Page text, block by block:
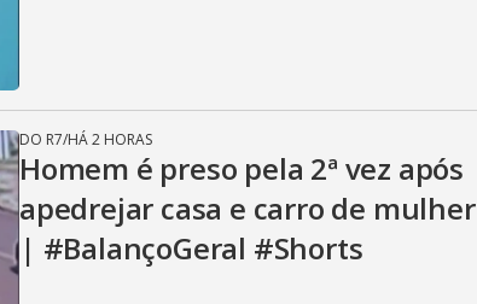
DO R7/HÁ 2 HORAS
Homem é preso pela 2ª vez após
apedrejar casa e carro de mulher
| #BalançoGeral #Shorts